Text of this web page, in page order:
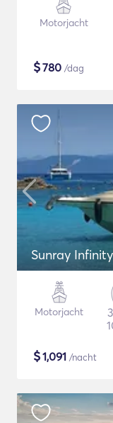
Motorjacht
$780 /dag
Sunray
Motorjacht
$1,091 /nacht